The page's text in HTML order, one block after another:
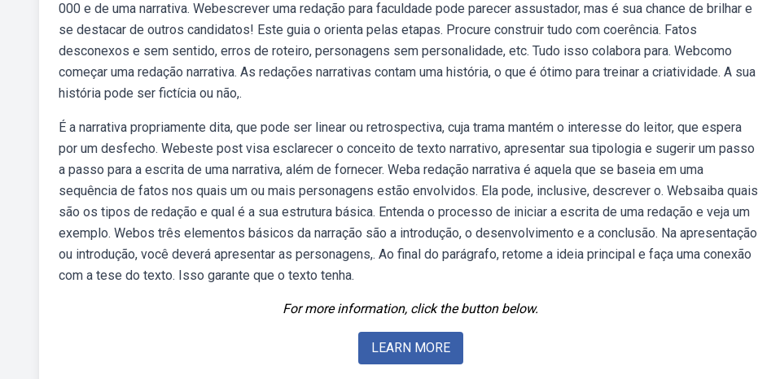
000 e de uma narrativa. Webescrever uma redação para faculdade pode parecer assustador, mas é sua chance de brilhar e
se destacar de outros candidatos! Este guia o orienta pelas etapas. Procure construir tudo com coerência. Fatos
desconexos e sem sentido, erros de roteiro, personagens sem personalidade, etc. Tudo isso colabora para. Webcomo
começar uma redação narrativa. As redações narrativas contam uma história, o que é ótimo para treinar a criatividade. A sua
história pode ser fictícia ou não,.
É a narrativa propriamente dita, que pode ser linear ou retrospectiva, cuja trama mantém o interesse do leitor, que espera
por um desfecho. Webeste post visa esclarecer o conceito de texto narrativo, apresentar sua tipologia e sugerir um passo
a passo para a escrita de uma narrativa, além de fornecer. Weba redação narrativa é aquela que se baseia em uma
sequência de fatos nos quais um ou mais personagens estão envolvidos. Ela pode, inclusive, descrever o. Websaiba quais
são os tipos de redação e qual é a sua estrutura básica. Entenda o processo de iniciar a escrita de uma redação e veja um
exemplo. Webos três elementos básicos da narração são a introdução, o desenvolvimento e a conclusão. Na apresentação
ou introdução, você deverá apresentar as personagens,. Ao final do parágrafo, retome a ideia principal e faça uma conexão
com a tese do texto. Isso garante que o texto tenha.
For more information, click the button below.
LEARN MORE